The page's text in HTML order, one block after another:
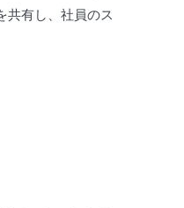
共有し、社員のス